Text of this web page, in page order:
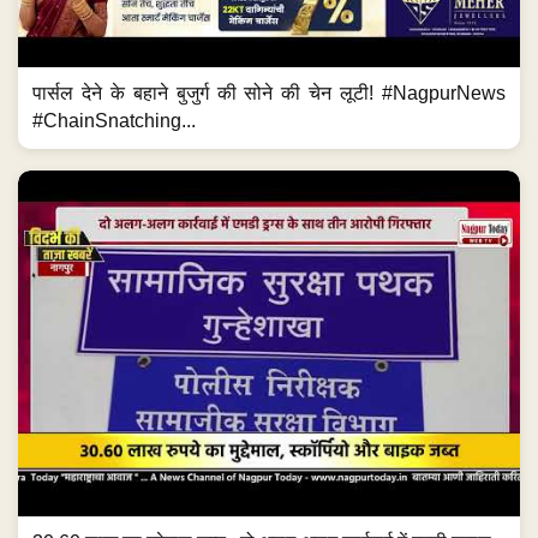
पार्सल देने के बहाने बुजुर्ग की सोने की चेन लूटी! #NagpurNews
#ChainSnatching...